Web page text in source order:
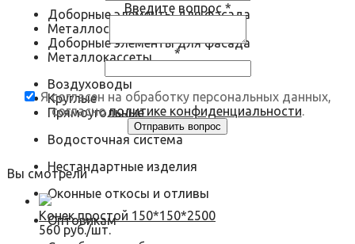
Введите вопрос *
*
Я согласен на обработку персональных данных,
согласнополитике конфиденциальности.
Вы смотрели
Конек простой 150*150*2500
560 руб./шт.
Доборные элементы для фасада
Металлосайдинг
Доборные элементы для фасада
Металлокассеты
Воздуховоды
Круглые
Прямоугольные
Водосточная система
Нестандартные изделия
Оконные откосы и отливы
Оптовикам